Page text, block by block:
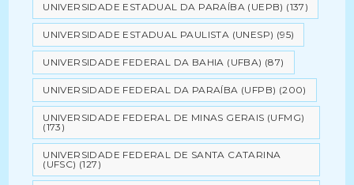
UNIVERSIDADE ESTADUAL DA PARAÍBA (UEPB) (137)
UNIVERSIDADE ESTADUAL PAULISTA (UNESP) (95)
UNIVERSIDADE FEDERAL DA BAHIA (UFBA) (87)
UNIVERSIDADE FEDERAL DA PARAÍBA (UFPB) (200)
UNIVERSIDADE FEDERAL DE MINAS GERAIS (UFMG)
(173)
UNIVERSIDADE FEDERAL DE SANTA CATARINA
(UFSC) (127)